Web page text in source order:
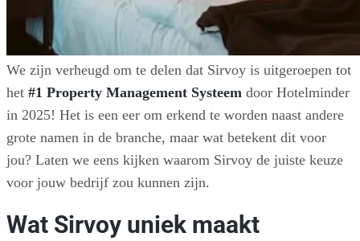
We zijn verheugd om te delen dat Sirvoy is uitgeroepen tot
het #1 Property Management Systeem door Hotelminder
in 2025! Het is een eer om erkend te worden naast andere
grote namen in de branche, maar wat betekent dit voor
jou? Laten we eens kijken waarom Sirvoy de juiste keuze
voor jouw bedrijf zou kunnen zijn.
Wat Sirvoy uniek maakt